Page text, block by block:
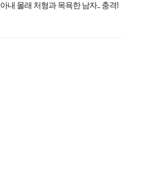
아내 몰래 처형과 목욕한 남자.. 충격!